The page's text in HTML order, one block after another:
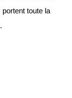
portent toute la
.